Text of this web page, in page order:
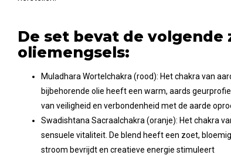
De set bevat de volgende
oliemengsels:
Muladhara Wortelchakra (rood): Het chakra van
bijbehorende olie heeft een warm, aards
van veiligheid en verbondenheid met de aarde
Swadishtana Sacraalchakra (oranje): Het chakra
sensuele vitaliteit. De blend heeft een zoet,
stroom bevrijdt en creatieve energie stimuleert